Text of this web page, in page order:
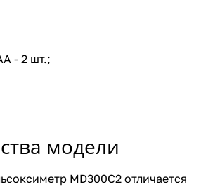
- 2 шт.;
модели
MD300C2 отличается